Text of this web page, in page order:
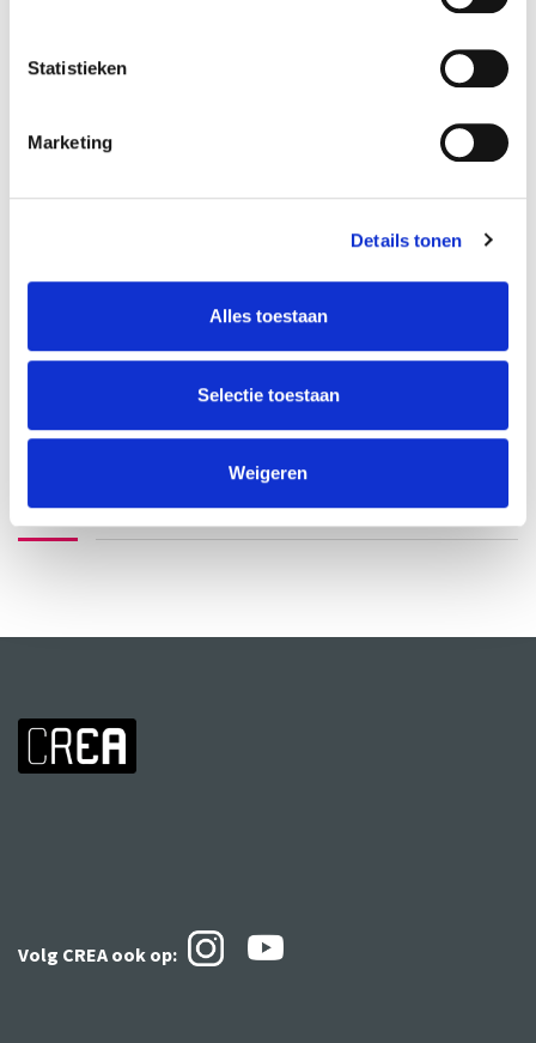
Statistieken
Marketing
Details tonen
Alles toestaan
Selectie toestaan
Weigeren
OVER DE DOCENT(EN)
Ellis van der Does
Volg CREA ook op: